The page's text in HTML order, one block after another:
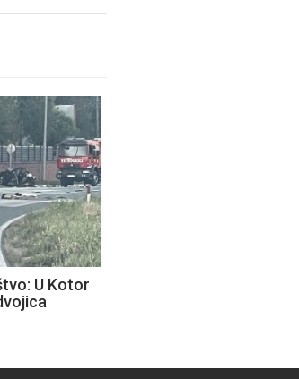
U Kotor